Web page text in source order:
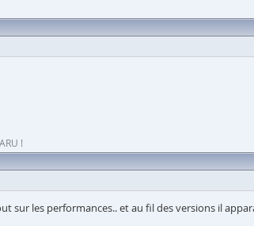
!
sur les performances.. et au fil des versions il